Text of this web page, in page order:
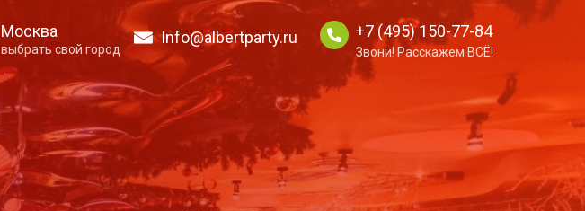
Москва
выбрать свой город
Info@albertparty.ru +7 (495) 150-77-84
Звони! Расскажем ВСЁ!